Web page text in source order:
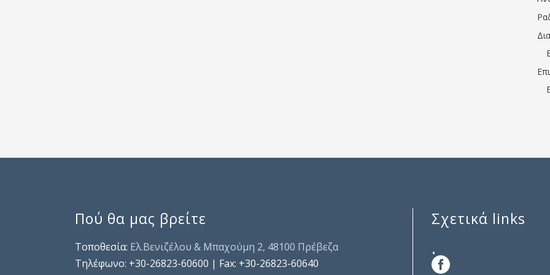
Πού θα μας βρείτε
Τοποθεσία: Ελ.Βενιζέλου & Μπαχούμη 2, 48100 Πρέβεζα
Τηλέφωνo: +30-26823-60600 | Fax: +30-26823-60640
Σχετικά links
.